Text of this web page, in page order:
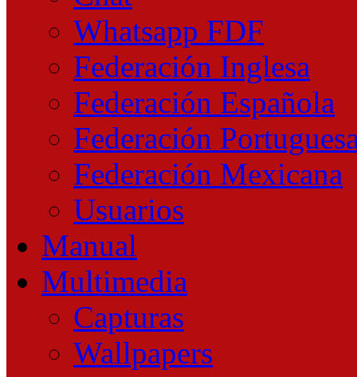
Whatsapp FDF
Federación Inglesa
Federación Española
Federación
Federación Mexicana
Usuarios
Manual
Multimedia
Capturas
Wallpapers